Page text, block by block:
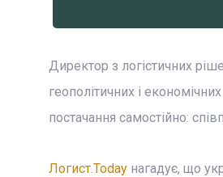
Директор з логістичних
геополітичних і
постачання самостійно:
Логист.Todayнагадує, що